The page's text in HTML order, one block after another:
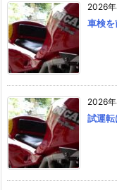
2026
車検を
2026
試運転